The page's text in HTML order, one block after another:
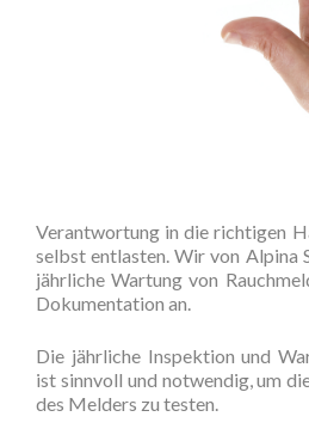
Verantwortung in die richtigen
selbst entlasten. Wir von Alpina
jährliche Wartung von
Dokumentation an.
Die jährliche Inspektion und
ist sinnvoll und notwendig, um
des Melders zu testen.